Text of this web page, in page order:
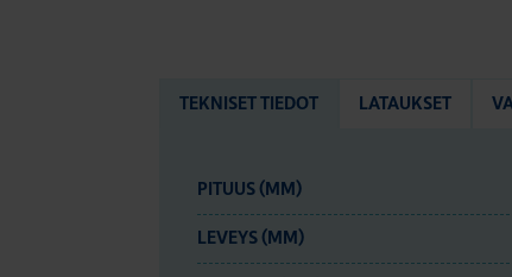
TEKNISET TIEDOT LATAUKSET
PITUUS (MM)
LEVEYS (MM)